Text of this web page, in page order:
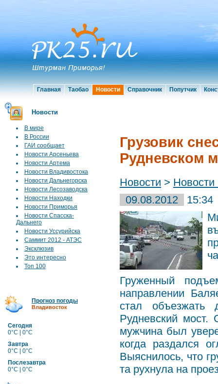
Главная Таобао Новости Справочник Попутчик
Новости
В мире
В России
ГАИ сообщает
Новости Арсеньева
Новости Артема
Новости Владивостока
Новости Дальнегорска
Новости Лесозаводска
Новости Находки
Новости Приморья
Новости Спасска-
Дальнего
Новости Уссурийска
Саммит 2012 - АТЭС
Эксклюзив
Это интересно
Топ 100
Прогноз погоды
Владивосток
Сегодня
0°C | 0°C
Завтра
0°C | 0°C
Послезавтра
0°C | 0°C
Грузовик
Рудневском
Новости > Новости
09.08.2012
15:34
Груженный
направлении
стал
Рудневский мост.
мужчина был
когда раздался
Выяснилось, что
та рухнула на